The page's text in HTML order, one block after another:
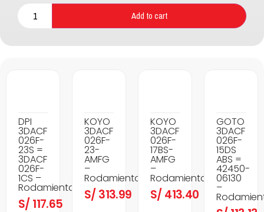
Add to cart
DPI
3DACF
026F-
23S =
3DACF
026F-
1CS –
Rodamientos
S/ 117.65
KOYO
3DACF
026F-
23-
AMFG
–
Rodamientos
S/ 313.99
KOYO
3DACF
026F-
17BS-
AMFG
–
Rodamientos
S/ 413.40
GOTO
3DACF
026F-
15DS
ABS =
42450-
06130
–